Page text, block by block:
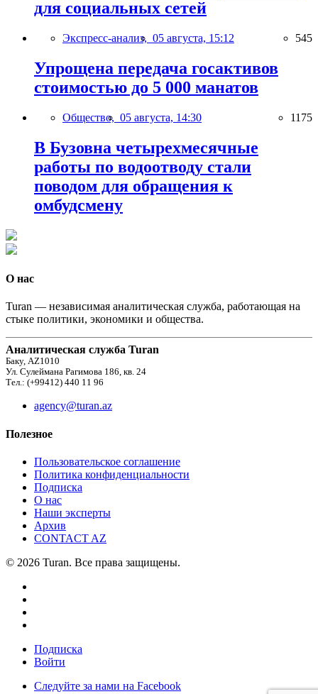
для социальных сетей
Экспресс-анализ, 05 августа, 15:12 545
Упрощена передача госактивов
стоимостью до 5 000 манатов
Общество, 05 августа, 14:30 1175
В Бузовна четырехмесячные
работы по водоотводу стали
поводом для обращения к
омбудсмену
О нас
Turan — независимая аналитическая служба, работающая на
стыке политики, экономики и общества.
Аналитическая служба Turan
Баку, AZ1010
Ул. Сулеймана Рагимова 186, кв. 24
Тел.: (+99412) 440 11 96
agency@turan.az
Полезное
Пользовательское соглашение
Политика конфиденциальности
Подписка
О нас
Наши эксперты
Архив
CONTACT AZ
© 2026 Turan. Все права защищены.
Подписка
Войти
Следуйте за нами на Facebook